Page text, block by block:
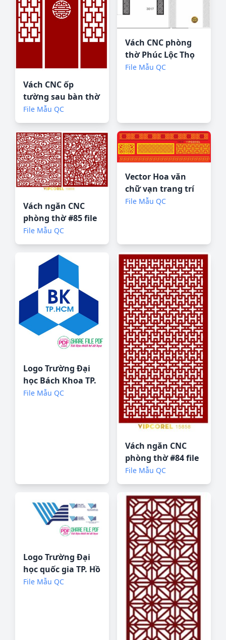
Vách CNC ốp
tường sau bàn thờ
#88 file corel
File Mẫu QC
Vách CNC phòng
thờ Phúc Lộc Thọ
file vector corel
File Mẫu QC
Vách ngăn CNC
phòng thờ #85 file
corel
File Mẫu QC
Vector Hoa văn
chữ vạn trang trí
phật giáo file corel
File Mẫu QC
Logo Trường Đại
học Bách Khoa TP.
Hồ Chí Minh file
File Mẫu QC
Vách ngăn CNC
phòng thờ #84 file
corel
File Mẫu QC
Logo Trường Đại
học quốc gia TP. Hồ
Chí Minh file
File Mẫu QC